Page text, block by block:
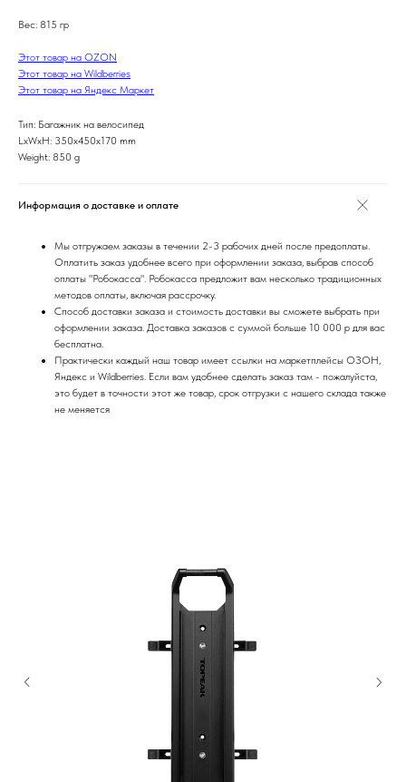
Вес: 815 гр
Этот товар на OZON
Этот товар на Wildberries
Этот товар на Яндекс Маркет
Тип: Багажник на велосипед
LxWxH: 350x450x170 mm
Weight: 850 g
Информация о доставке и оплате
Мы отгружаем заказы в течении 2-3 рабочих дней после предоплаты.
Оплатить заказ удобнее всего при оформлении заказа, выбрав способ
оплаты "Робокасса". Робокасса предложит вам несколько традиционных
методов оплаты, включая рассрочку.
Способ доставки заказа и стоимость доставки вы сможете выбрать при
оформлении заказа. Доставка заказов с суммой больше 10 000 р для вас
бесплатна.
Практически каждый наш товар имеет ссылки на маркетплейсы ОЗОН,
Яндекс и Wildberries. Если вам удобнее сделать заказ там - пожалуйста,
это будет в точности этот же товар, срок отгрузки с нашего склада также
не меняется